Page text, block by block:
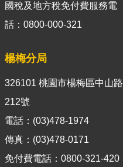
屋
2.0
更
多
服
返
回
國稅及地方稅免付費服務電
話：0800-000-321
楊梅分局
326101 桃園市楊梅區中山路
212號
電話：(03)478-1974
傳真：(03)478-0171
免付費電話：0800-321-420